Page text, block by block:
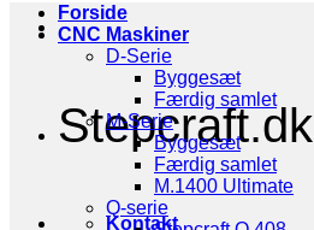
Stepcraft.dk
Kontakt
Forside
CNC Maskiner
D-Serie
Byggesæt
Færdig samlet
M-Serie
Byggesæt
Færdig samlet
M.1400 Ultimate
Q-serie